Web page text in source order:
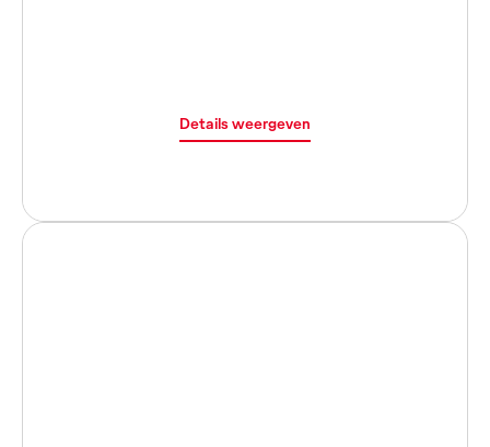
Details weergeven